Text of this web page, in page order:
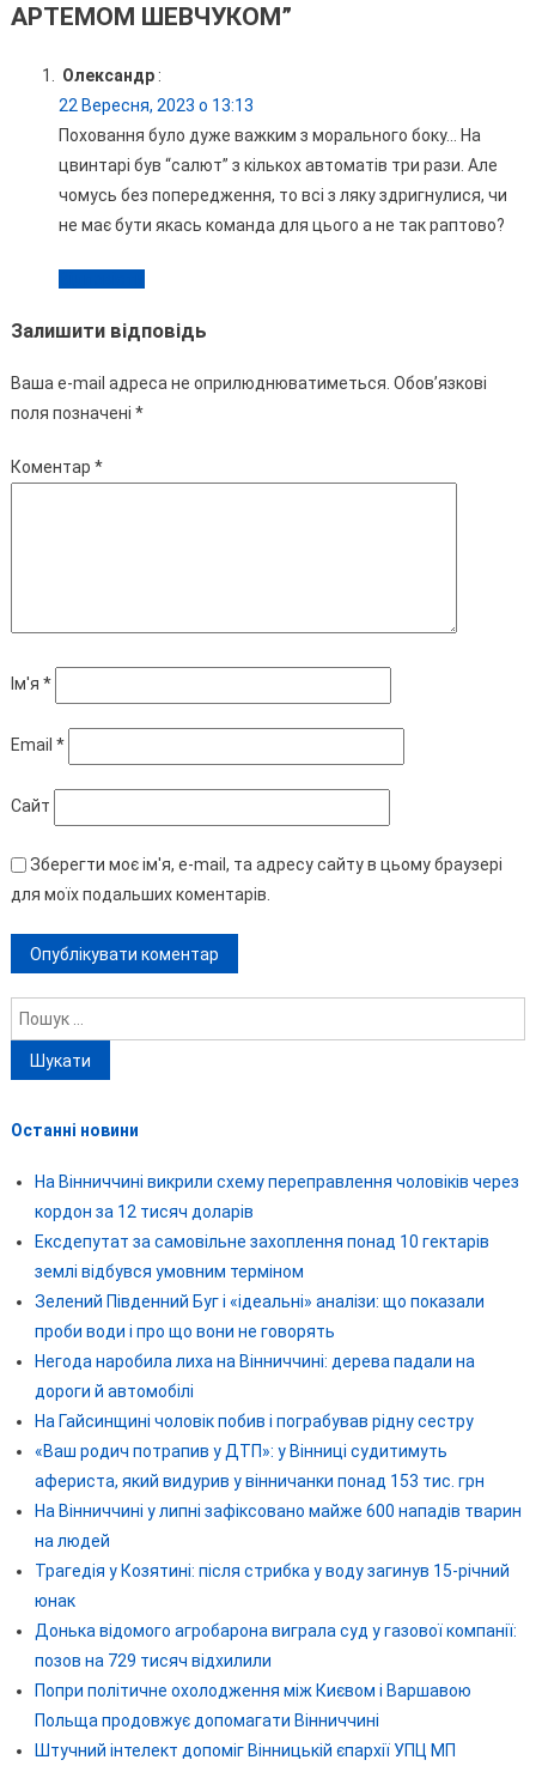
АРТЕМОМ ШЕВЧУКОМ ”
Олександр :
22 Вересня, 2023 о 13:13
Поховання було дуже важким з морального боку… На
цвинтарі був “салют” з кількох автоматів три рази. Але
чомусь без попередження, то всі з ляку здригнулися, чи
не має бути якась команда для цього а не так раптово?
Залишити відповідь
Ваша e-mail адреса не оприлюднюватиметься. Обов’язкові
поля позначені *
Коментар *
Ім'я *
Email *
Сайт
Зберегти моє ім'я, e-mail, та адресу сайту в цьому браузері
для моїх подальших коментарів.
Пошук:
Останні новини
На Вінниччині викрили схему переправлення чоловіків через
кордон за 12 тисяч доларів
Ексдепутат за самовільне захоплення понад 10 гектарів
землі відбувся умовним терміном
Зелений Південний Буг і «ідеальні» аналізи: що показали
проби води і про що вони не говорять
Негода наробила лиха на Вінниччині: дерева падали на
дороги й автомобілі
На Гайсинщині чоловік побив і пограбував рідну сестру
«Ваш родич потрапив у ДТП»: у Вінниці судитимуть
афериста, який видурив у вінничанки понад 153 тис. грн
На Вінниччині у липні зафіксовано майже 600 нападів тварин
на людей
Трагедія у Козятині: після стрибка у воду загинув 15-річний
юнак
Донька відомого агробарона виграла суд у газової компанії:
позов на 729 тисяч відхилили
Попри політичне охолодження між Києвом і Варшавою
Польща продовжує допомагати Вінниччині
Штучний інтелект допоміг Вінницькій єпархії УПЦ МП